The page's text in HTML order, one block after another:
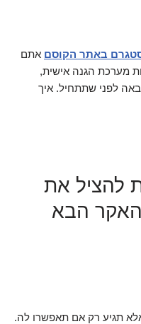
באתר הקוסם אתם
מערכת הגנה אישית,
לפני שתתחיל. איך
להציל את
הבא
תגיע רק אם תאפשרו לה.